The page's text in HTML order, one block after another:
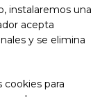
instalaremos una
acepta
y se elimina
cookies para